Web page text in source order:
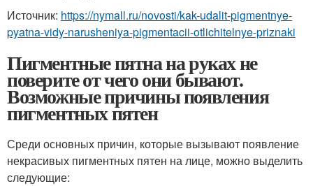
Источник: https://nymall.ru/novosti/kak-udalit-pigmentnye-
pyatna-vidy-narusheniya-pigmentacii-otlichitelnye-priznaki
Пигментные пятна на руках не
поверите от чего они бывают.
Возможные причины появления
пигментных пятен
Среди основных причин, которые вызывают появление
некрасивых пигментных пятен на лице, можно выделить
следующие: